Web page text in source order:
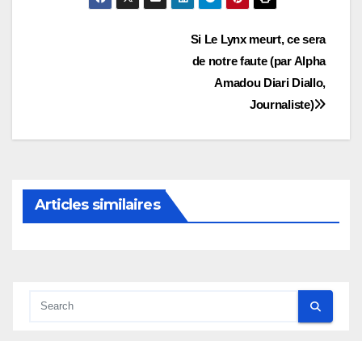
Si Le Lynx meurt, ce sera
de notre faute (par Alpha
Amadou Diari Diallo,
Journaliste)
Articles similaires